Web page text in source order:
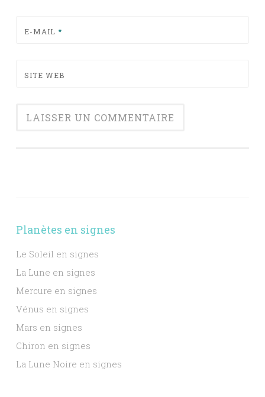
E-MAIL *
SITE WEB
Planètes en signes
Le Soleil en signes
La Lune en signes
Mercure en signes
Vénus en signes
Mars en signes
Chiron en signes
La Lune Noire en signes